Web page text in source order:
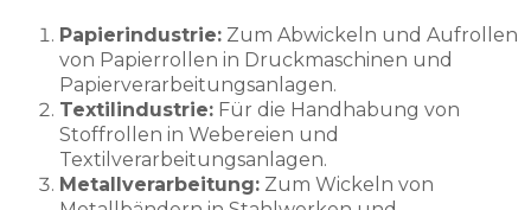
Papierindustrie: Zum Abwickeln und Aufrollen
von Papierrollen in Druckmaschinen und
Papierverarbeitungsanlagen.
Textilindustrie: Für die Handhabung von
Stoffrollen in Webereien und
Textilverarbeitungsanlagen.
Metallverarbeitung: Zum Wickeln von